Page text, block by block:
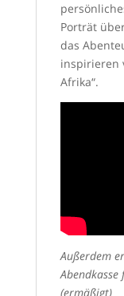
Porträt
das
inspirieren
Afrika“.
Außerdem
(ermäßigt)